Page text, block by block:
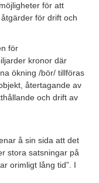
för att
för drift och
för
kronor där
ökning /bör/ tillföras
återtagande av
och drift av
å sin sida att det
stora satsningar på
orimligt lång tid”. I